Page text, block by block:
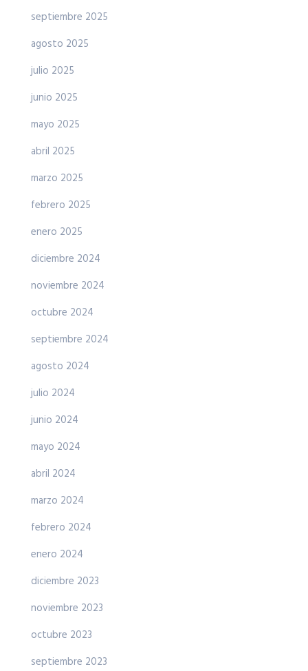
septiembre 2025
agosto 2025
julio 2025
junio 2025
mayo 2025
abril 2025
marzo 2025
febrero 2025
enero 2025
diciembre 2024
noviembre 2024
octubre 2024
septiembre 2024
agosto 2024
julio 2024
junio 2024
mayo 2024
abril 2024
marzo 2024
febrero 2024
enero 2024
diciembre 2023
noviembre 2023
octubre 2023
septiembre 2023